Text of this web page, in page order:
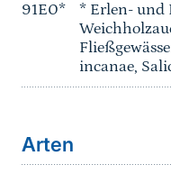
91E0*
* Erlen- und
incanae,
Arten